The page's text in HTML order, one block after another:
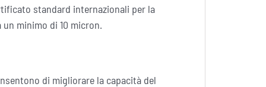
standard internazionali per la
minimo di 10 micron.
di migliorare la capacità del